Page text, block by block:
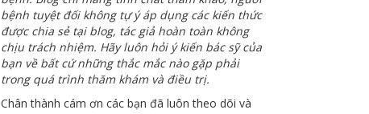
bệnh tuyệt đối không tự ý áp dụng các kiến thức
được chia sẻ tại blog, tác giả hoàn toàn không
chịu trách nhiệm. Hãy luôn hỏi ý kiến bác sỹ của
bạn về bất cứ những thắc mắc nào gặp phải
trong quá trình thăm khám và điều trị.
Chân thành cám ơn các bạn đã luôn theo dõi và